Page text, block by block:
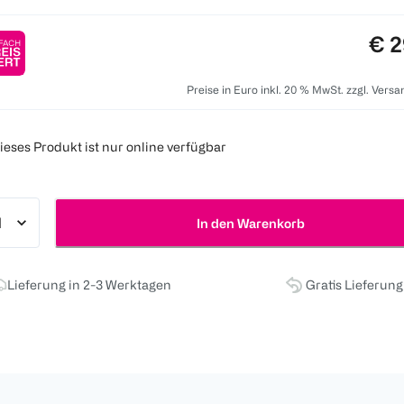
€
Preise in Euro inkl. 20 % MwSt. zzgl.
Produkt ist nur online verfügbar
In den Warenkorb
Lieferung in 2-3 Werktagen Gratis